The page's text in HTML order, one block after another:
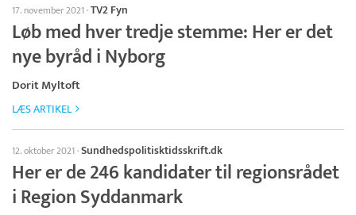
17. november 2021·TV2 Fyn
Løb med hver tredje stemme: Her er det
nye byråd i Nyborg
Dorit Myltoft
LÆS ARTIKEL
12. oktober 2021·Sundhedspolitisktidsskrift.dk
Her er de 246 kandidater til regionsrådet
i Region Syddanmark